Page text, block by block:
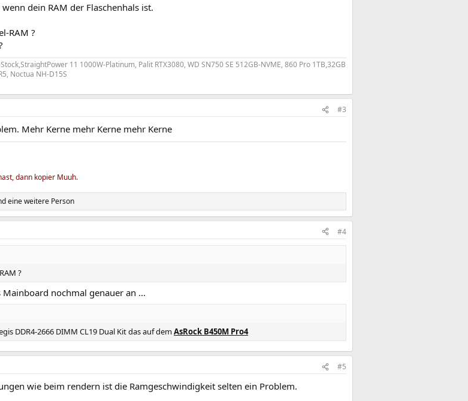
dein RAM der Flaschenhals ist.
RAM ?
11 1000W-Platinum, Palit RTX3080, WD SN750 SE 512GB-NVME, 860 Pro 1TB,32GB
Noctua NH-D15S
#3
Mehr Kerne mehr Kerne mehr Kerne
dann kopier Muuh.
eine weitere Person
#4
?
nochmal genauer an ...
DDR4-2666 DIMM CL19 Dual Kit das auf demAsRock B450M Pro4
#5
wie beim rendern ist die Ramgeschwindigkeit selten ein Problem.